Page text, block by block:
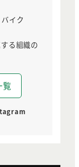
イク
る組織の
覧